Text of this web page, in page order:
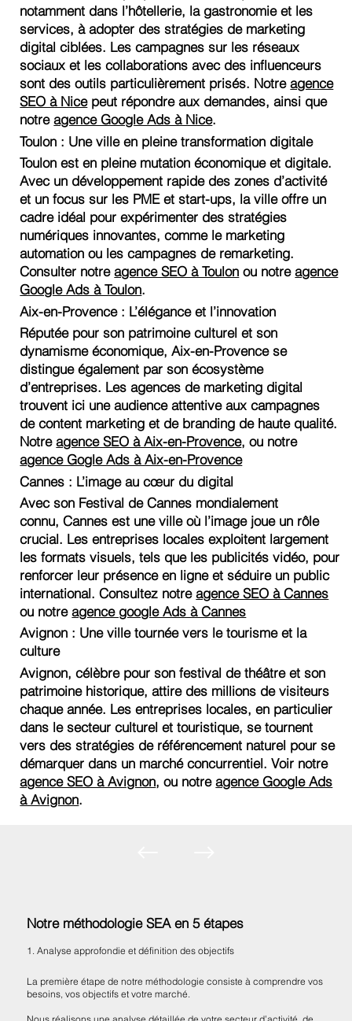
notamment dans l’hôtellerie, la gastronomie et les
services, à adopter des stratégies de marketing
digital ciblées. Les campagnes sur les réseaux
sociaux et les collaborations avec des influenceurs
sont des outils particulièrement prisés. Notreagence
SEO à Nicepeut répondre aux demandes, ainsi que
notreagence Google Ads à Nice.
Toulon : Une ville en pleine transformation digitale
Toulon est en pleine mutation économique et digitale.
Avec un développement rapide des zones d’activité
et un focus sur les PME et start-ups, la ville offre un
cadre idéal pour expérimenter des stratégies
numériques innovantes, comme le marketing
automation ou les campagnes de remarketing.
Consulter notreagence SEO à Toulon ou notreagence
Google Ads à Toulon.
Aix-en-Provence : L’élégance et l’innovation
Réputée pour son patrimoine culturel et son
dynamisme économique, Aix-en-Provence se
distingue également par son écosystème
d’entreprises. Les agences de marketing digital
trouvent ici une audience attentive aux campagnes
de content marketing et de branding de haute qualité.
Notreagence SEO à Aix-en-Provence, ou notre
agence Gogle Ads à Aix-en-Provence
Cannes : L’image au cœur du digital
Avec son Festival de Cannes mondialement
connu, Cannes est une ville où l’image joue un rôle
crucial. Les entreprises locales exploitent largement
les formats visuels, tels que les publicités vidéo, pour
renforcer leur présence en ligne et séduire un public
international. Consultez notreagence SEO à Cannes
ou notreagence google Ads à Cannes
Avignon : Une ville tournée vers le tourisme et la
culture
Avignon, célèbre pour son festival de théâtre et son
patrimoine historique, attire des millions de visiteurs
chaque année. Les entreprises locales, en particulier
dans le secteur culturel et touristique, se tournent
vers des stratégies de référencement naturel pour se
démarquer dans un marché concurrentiel. Voir notre
agence SEO à Avignon, ou notreagence Google Ads
à Avignon.
Notre méthodologie SEA en 5 étapes
1. Analyse approfondie et définition des objectifs
La première étape de notre méthodologie consiste à comprendre vos
besoins, vos objectifs et votre marché.